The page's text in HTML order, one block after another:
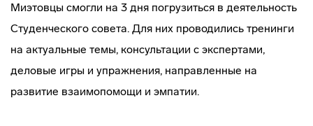
Миэтовцы смогли на 3 дня погрузиться в деятельность
Студенческого совета. Для них проводились тренинги
на актуальные темы, консультации с экспертами,
деловые игры и упражнения, направленные на
развитие взаимопомощи и эмпатии.